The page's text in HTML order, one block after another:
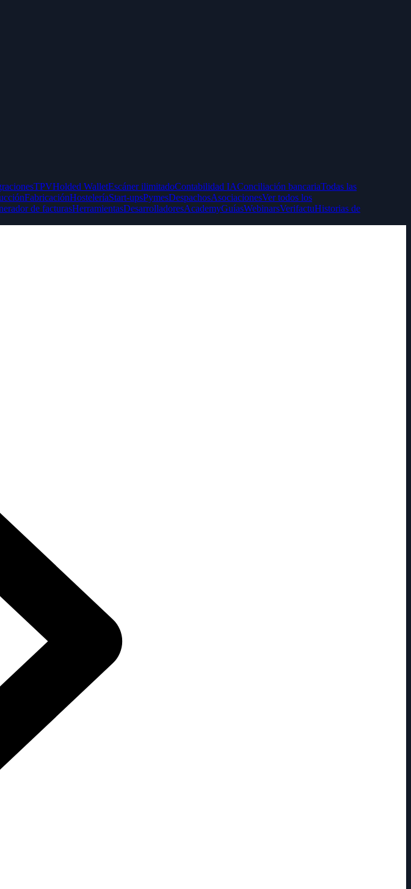
TPVHolded WalletEscáner ilimitadoContabilidad IAConciliación bancariaTodas las
FabricaciónHosteleríaStart-upsPymesDespachosAsociacionesVer todos los
de facturasHerramientasDesarrolladoresAcademyGuíasWebinarsVerifactuHistorias de